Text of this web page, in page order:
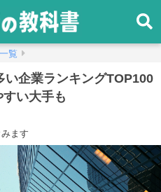
覧
い企業ランキングTOP100
すい大手も
ます